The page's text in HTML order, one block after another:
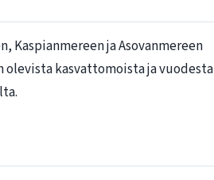
Kaspianmereen ja Asovanmereen
kasvattomoista ja vuodesta